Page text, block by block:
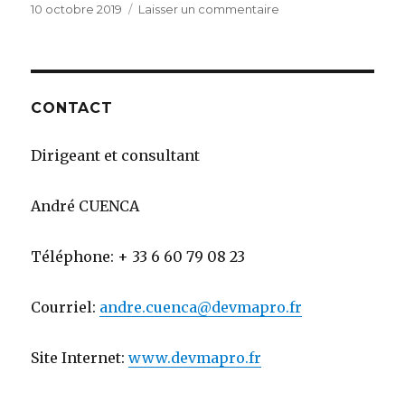
Publié
10 octobre 2019 Laisser un commentaire
CONTACT
Dirigeant et consultant
André CUENCA
Téléphone: + 33 6 60 79 08 23
Courriel: andre.cuenca@devmapro.fr
Site Internet:www.devmapro.fr